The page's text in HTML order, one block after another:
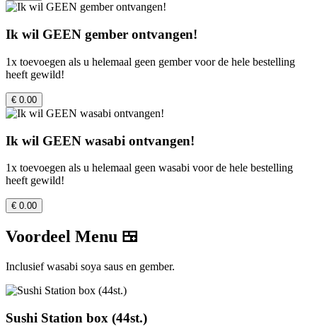
Ik wil GEEN gember ontvangen!
1x toevoegen als u helemaal geen gember voor de hele bestelling
heeft gewild!
€ 0.00
Ik wil GEEN wasabi ontvangen!
1x toevoegen als u helemaal geen wasabi voor de hele bestelling
heeft gewild!
€ 0.00
Voordeel Menu 🍱
Inclusief wasabi soya saus en gember.
Sushi Station box (44st.)